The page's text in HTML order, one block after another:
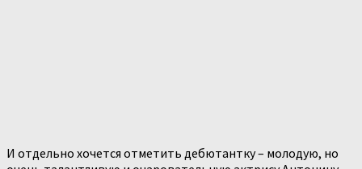
И отдельно хочется отметить дебютантку – молодую, но